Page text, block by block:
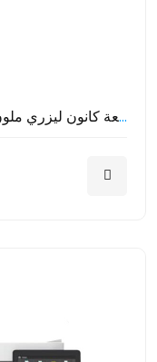
Canon i-SENSYS MF657Cdw - طابعة كانون ليزري ملون